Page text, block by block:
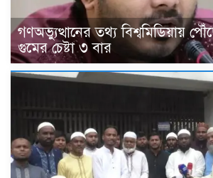
গণঅভ্যুত্থানের তথ্য বিশ্বমিডিয়ায়
গুমের চেষ্টা ৩ বার